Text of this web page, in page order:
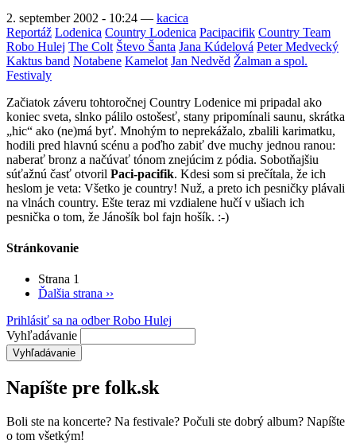
2. september 2002 - 10:24 — kacica
Reportáž Lodenica Country Lodenica Pacipacifik Country Team
Robo Hulej The Colt Števo Šanta Jana Kúdelová Peter Medvecký
Kaktus band Notabene Kamelot Jan Nedvěd Žalman a spol.
Festivaly
Začiatok záveru tohtoročnej Country Lodenice mi pripadal ako
koniec sveta, slnko pálilo ostošesť, stany pripomínali saunu, skrátka
„hic“ ako (ne)má byť. Mnohým to neprekážalo, zbalili karimatku,
hodili pred hlavnú scénu a poďho zabiť dve muchy jednou ranou:
naberať bronz a načúvať tónom znejúcim z pódia. Sobotňajšiu
súťažnú časť otvoril Paci-pacifik. Kdesi som si prečítala, že ich
heslom je veta: Všetko je country! Nuž, a preto ich pesničky plávali
na vlnách country. Ešte teraz mi vzdialene hučí v ušiach ich
pesnička o tom, že Jánošík bol fajn hošík. :-)
Stránkovanie
Strana 1
Ďalšia strana ››
Prihlásiť sa na odber Robo Hulej
Vyhľadávanie
Napíšte pre folk.sk
Boli ste na koncerte? Na festivale? Počuli ste dobrý album? Napíšte
o tom všetkým!